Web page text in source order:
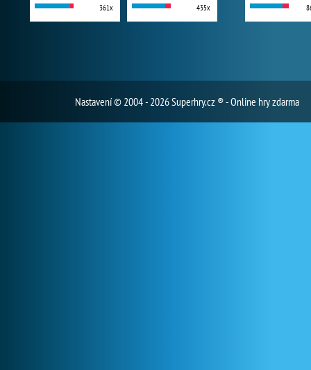
361x 435x
Nastavení© 2004 - 2026 Superhry.cz ® - Online hry zdarma